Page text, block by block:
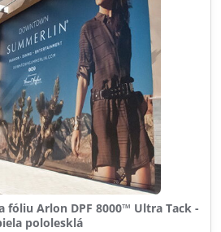
fóliu Arlon DPF 8000™ Ultra Tack -
pololesklá